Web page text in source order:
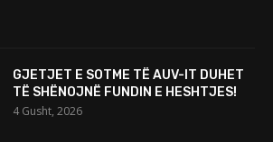
GJETJET E SOTME TË AUV-IT DUHET
TË SHËNOJNË FUNDIN E HESHTJES!
4 Gusht, 2026